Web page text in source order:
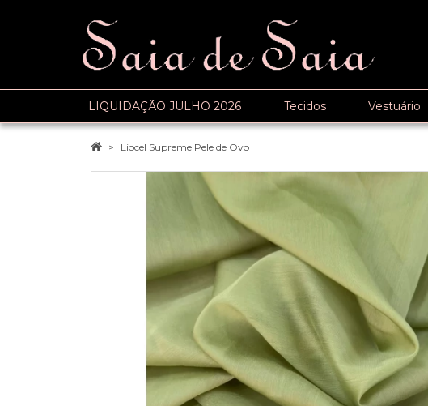
LIQUIDAÇÃO JULHO 2026 Tecidos Vestuário
Liocel Supreme Pele de Ovo